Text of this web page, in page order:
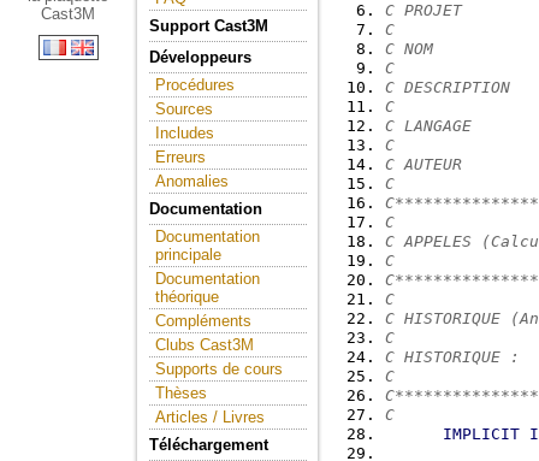
Cast3M
Support Cast3M
Développeurs
Procédures
Sources
Includes
Erreurs
Anomalies
Documentation
Documentation
principale
Documentation
théorique
Compléments
Clubs Cast3M
Supports de cours
Thèses
Articles / Livres
Téléchargement
C PROJET
C
C NOM
C
C
C
C LANGAGE
C
C AUTEUR
C
C
C APPELES
C
C
C HISTORIQUE
C
C HISTORIQUE :
C
C
IMPLICIT